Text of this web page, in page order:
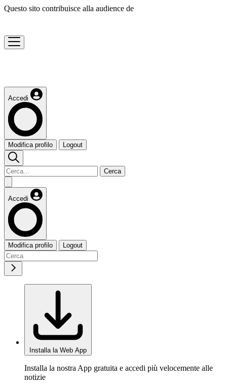
Questo sito contribuisce alla audience de
Accedi
Modifica profilo Logout
Cerca
Accedi
Modifica profilo Logout
Installa la Web App
Installa la nostra App gratuita e accedi più velocemente alle
notizie